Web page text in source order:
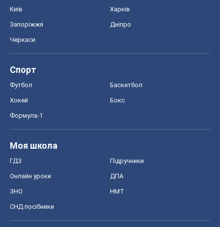
Київ Харків
Запоріжжя Дніпро
Черкаси
Спорт
Футбол Баскетбол
Хокей Бокс
Формула-1
Моя школа
ГДЗ Підручники
Онлайн уроки ДПА
ЗНО НМТ
СНД посібники